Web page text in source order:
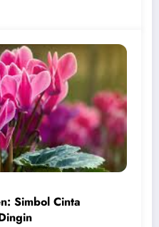
Simbol Cinta